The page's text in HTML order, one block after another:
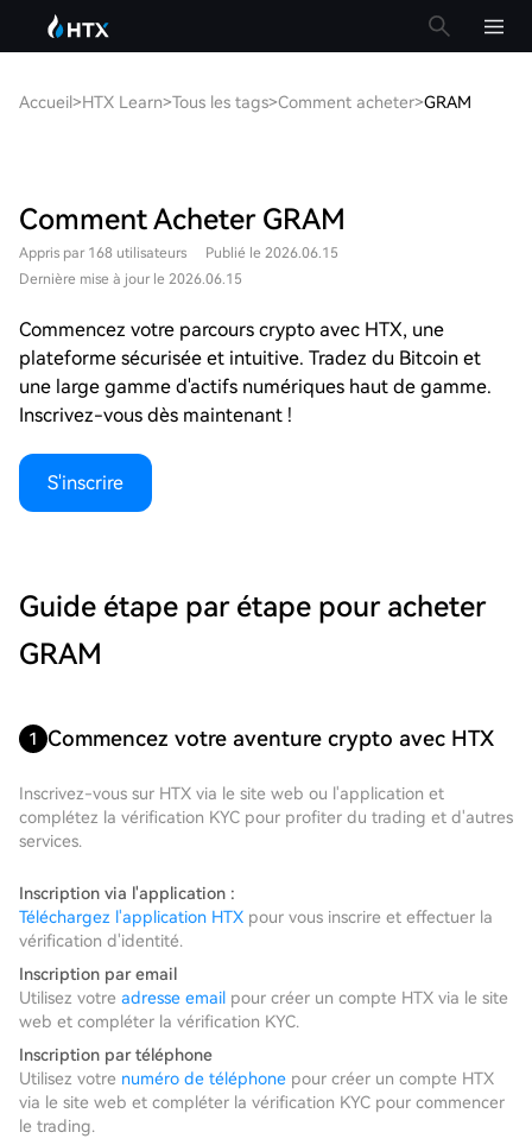
Accueil>HTX Learn>Tous les tags>Comment acheter>GRAM
Comment Acheter GRAM
Appris par 168 utilisateurs
Publié le 2026.06.15
Dernière mise à jour le 2026.06.15
Commencez votre parcours crypto avec HTX, une
plateforme sécurisée et intuitive. Tradez du Bitcoin et
une large gamme d'actifs numériques haut de gamme.
Inscrivez-vous dès maintenant !
S'inscrire
Guide étape par étape pour acheter
GRAM
1 Commencez votre aventure crypto avec HTX
Inscrivez-vous sur HTX via le site web ou l'application et
complétez la vérification KYC pour profiter du trading et d'autres
services.
Inscription via l'application :
Téléchargez l'application HTX pour vous inscrire et effectuer la
vérification d'identité.
Inscription par email
Utilisez votre adresse email pour créer un compte HTX via le site
web et compléter la vérification KYC.
Inscription par téléphone
Utilisez votre numéro de téléphone pour créer un compte HTX
via le site web et compléter la vérification KYC pour commencer
le trading.